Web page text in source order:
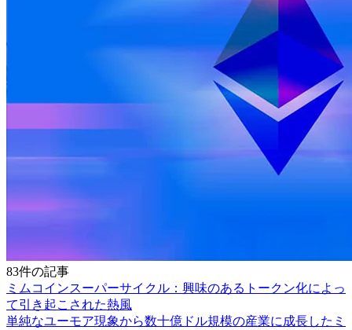
83件の記事
ミムコインスーパーサイクル：興味のあるトークン化によっ
て引き起こされた熱風
単純なユーモア現象から数十億ドル規模の産業に成長したミ